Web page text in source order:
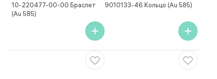
10-220477-00-00 Браслет
(Au 585)
9010133-46 Кольцо (Au 585)